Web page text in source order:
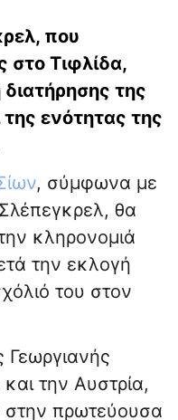
που
στο Τιφλίδα,
της
ενότητας της
, σύμφωνα με
θα
κληρονομιά
την εκλογή
του στον
Γεωργιανής
την Αυστρία,
στην πρωτεύουσα